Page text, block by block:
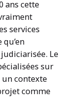
ans cette
services
Le
sur
un contexte
comme